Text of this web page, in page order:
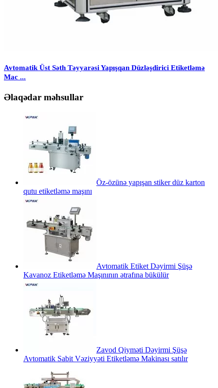
Avtomatik Üst Səth Təyyarəsi Yapışqan Düzləşdirici Etiketləmə
Mac ...
Əlaqədar məhsullar
Öz-özünə yapışan stiker düz karton
qutu etiketləmə maşını
Avtomatik Etiket Dəyirmi Şüşə
Kavanoz Etiketləmə Maşınının ətrafına bükülür
Zavod Qiyməti Dəyirmi Şüşə
Avtomatik Sabit Vəziyyəti Etiketləmə Makinası satılır